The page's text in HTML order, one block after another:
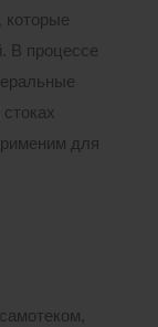
которые
В процессе
для